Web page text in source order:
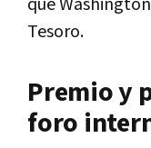
Tesoro.
Premio y
foro